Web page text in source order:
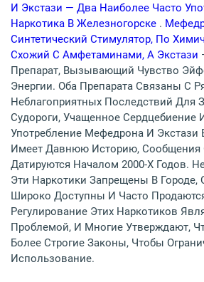
И Экстази — Два Наиболее Часто
Наркотика В Железногорске .
Синтетический Стимулятор, По
Схожий С Амфетаминами, А Экстази
Препарат, Вызывающий Чувство
Энергии. Оба Препарата Связаны С
Неблагоприятных Последствий Для
Судороги, Учащенное Сердцебиение
Употребление Мефедрона И Экстази
Имеет Давнюю Историю, Сообщения
Датируются Началом 2000-Х Годов.
Эти Наркотики Запрещены В
Широко Доступны И Часто
Регулирование Этих Наркотиков
Проблемой, И Многие Утверждают,
Более Строгие Законы, Чтобы
Использование.